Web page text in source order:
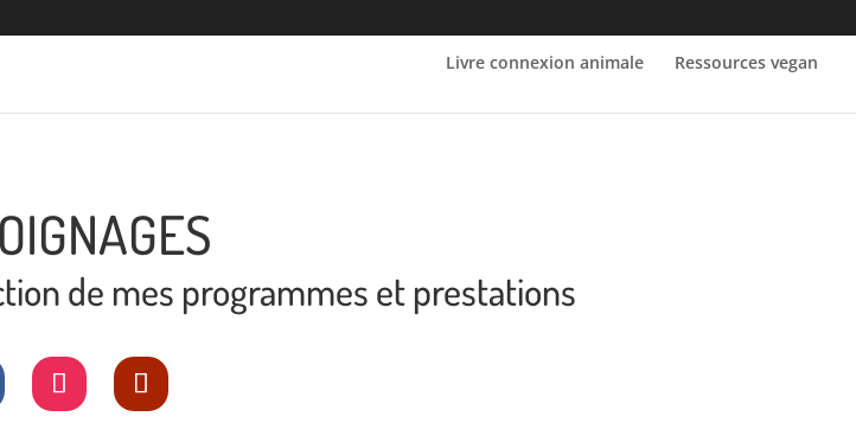
Livre connexion animale Ressources vegan
de mes programmes et prestations